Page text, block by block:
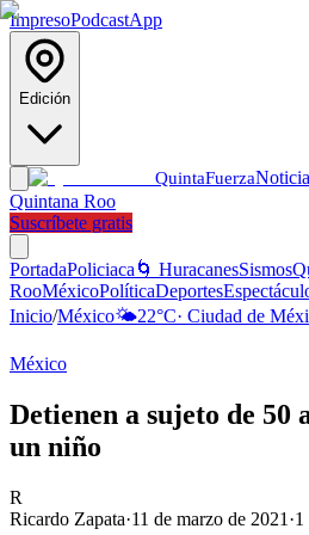
ImpresoPodcastApp
Edición
QuintaFuerza
Quintana Roo
Suscríbete gratis
PortadaPoliciaca 🌀 HuracanesSismos
RooMéxicoPolíticaDeportes
Inicio/México🌤️22°C· Ciudad de
México
Detienen a sujeto de 50
un niño
R
Ricardo Zapata·11 de marzo de 2021 ·1